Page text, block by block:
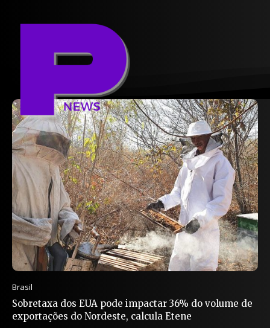
Brasil
Sobretaxa dos EUA pode impactar 36% do volume de
exportações do Nordeste, calcula Etene